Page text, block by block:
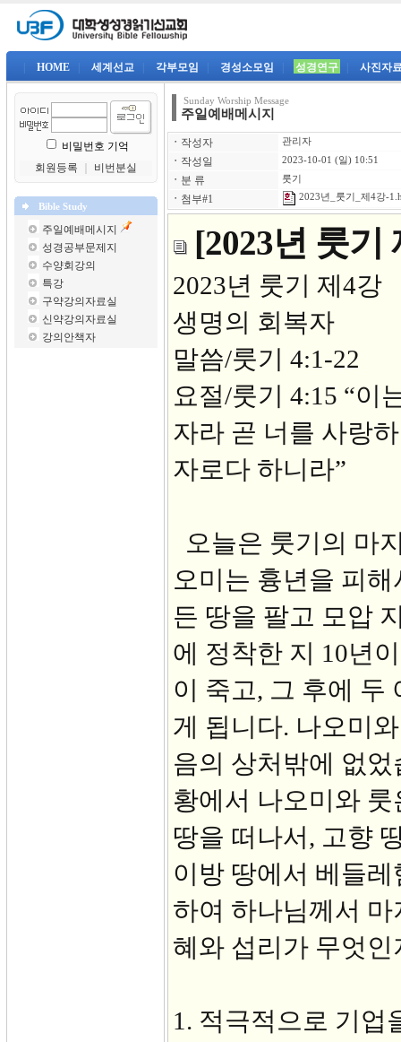
HOME 세계선교 각부모임 경성소모임 성경연구 사진자
비밀번호 기억
회원등록
비번분실
Bible Study
주일예배메시지
성경공부문제지
수양회강의
특강
구약강의자료실
신약강의자료실
강의안책자
Sunday Worship Message
주일예배메시지
ㆍ 작성자 관리자
ㆍ 작성일 2023-10-01 (일) 10:51
ㆍ 분 류 룻기
ㆍ 첨부#1 2023년_룻기_제4강-
[2023년 룻기
2023년
생명의 회복자
말씀/룻기 4:1-22
요절/룻기 4:15 “이
자라 곧 너를 사랑
자로다 하니라”
오늘은 룻기의 마
오미는 흉년을 피
든 땅을 팔고 모압
에 정착한 지 10년
이 죽고, 그 후에 두
게 됩니다. 나오미
음의 상처밖에 없
황에서 나오미와
땅을 떠나서, 고향
이방 땅에서 베들
하여 하나님께서
혜와 섭리가 무엇
1. 적극적으로 기업